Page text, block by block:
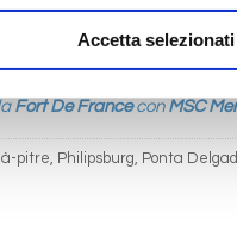
Accetta selezionati
Fort De Francecon MSC
pitre, Philipsburg, Ponta